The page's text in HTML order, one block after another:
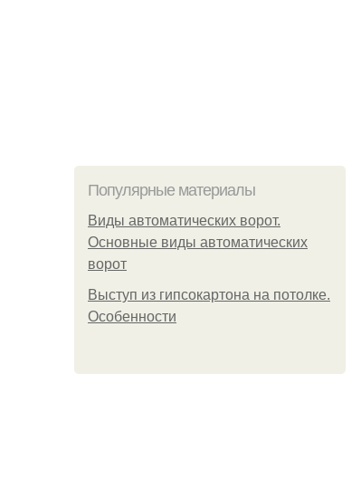
Популярные материалы
Виды автоматических ворот.
Основные виды автоматических
ворот
Выступ из гипсокартона на потолке.
Особенности